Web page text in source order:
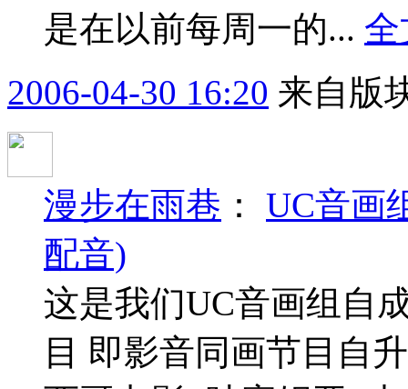
是在以前每周一的...
2006-04-30 16:20 来自版
漫步在雨巷 ： UC音画
配音)
这是我们UC音画组自
目 即影音同画节目自